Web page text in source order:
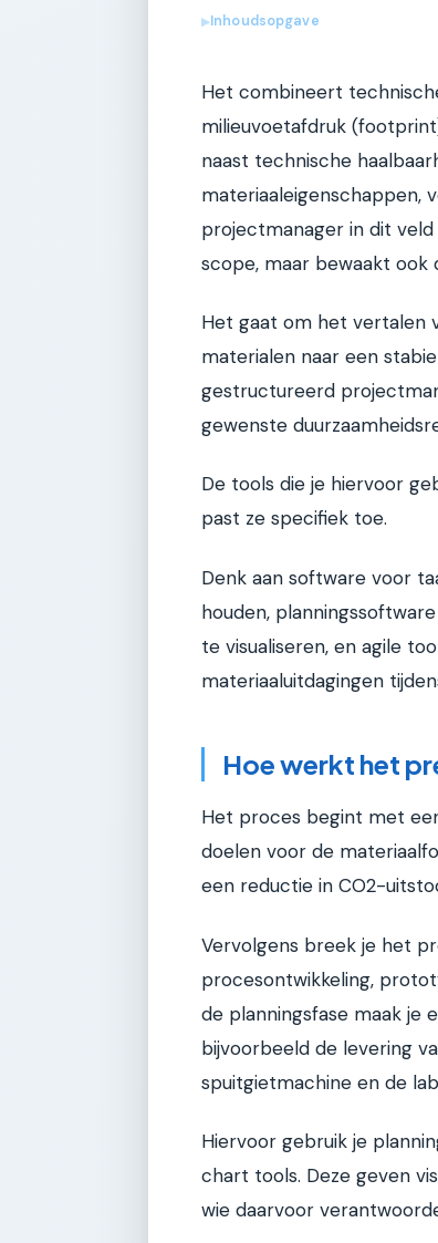
▶Inhoudsopgave
Het combineert
milieuvoetafdruk
naast technische
materiaaleigenschappen,
projectmanager in dit
scope, maar bewaakt
Het gaat om het vertalen
materialen naar een
gestructureerd
gewenste
De tools die je hiervoor
past ze specifiek toe.
Denk aan software voor
houden,
te visualiseren, en agile
materiaaluitdagingen
Hoe werkt het
Het proces begint met
doelen voor de
een reductie in CO2-
Vervolgens breek je het
procesontwikkeling,
de planningsfase maak je
bijvoorbeeld de levering
spuitgietmachine en de
Hiervoor gebruik je
chart tools. Deze geven
wie daarvoor